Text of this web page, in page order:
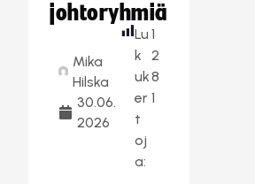
johtoryhmiä
Mika
Hilska
30.06.
2026
Lu
k
uk
er
t
oj
a:
1
2
8
1